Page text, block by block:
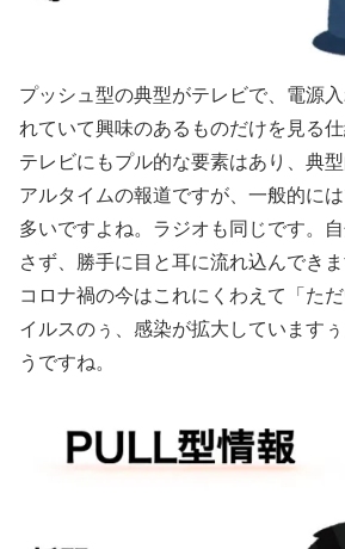
プッシュ型の典型がテレビで、電源
れていて興味のあるものだけを見る
テレビにもプル的な要素はあり、典
アルタイムの報道ですが、一般的に
多いですよね。ラジオも同じです。
さず、勝手に目と耳に流れ込んできま
コロナ禍の今はこれにくわえて「た
イルスのぅ、感染が拡大しています
うですね。